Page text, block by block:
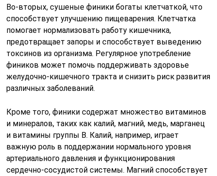
Во-вторых, сушеные финики богаты клетчаткой, что
способствует улучшению пищеварения. Клетчатка
помогает нормализовать работу кишечника,
предотвращает запоры и способствует выведению
токсинов из организма. Регулярное употребление
фиников может помочь поддерживать здоровье
желудочно-кишечного тракта и снизить риск развития
различных заболеваний.
Кроме того, финики содержат множество витаминов
и минералов, таких как калий, магний, медь, марганец
и витамины группы B. Калий, например, играет
важную роль в поддержании нормального уровня
артериального давления и функционирования
сердечно-сосудистой системы. Магний способствует